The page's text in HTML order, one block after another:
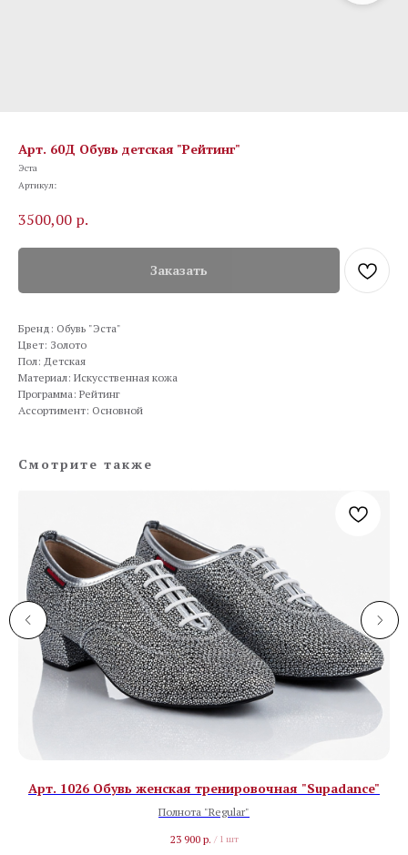
Арт. 60Д Обувь детская "Рейтинг"
Эста
Артикул:
3500,00 р.
Заказать
Бренд: Обувь "Эста"
Цвет: Золото
Пол: Детская
Материал: Искусственная кожа
Программа: Рейтинг
Ассортимент: Основной
Смотрите также
Арт. 1026 Обувь женская тренировочная "Supadance"
Полнота "Regular"
23 900 р. / 1 шт